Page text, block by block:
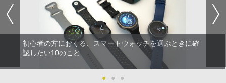
初心者の方におくる、スマートウォッチを選ぶときに確
認したい10のこと
● ● ●